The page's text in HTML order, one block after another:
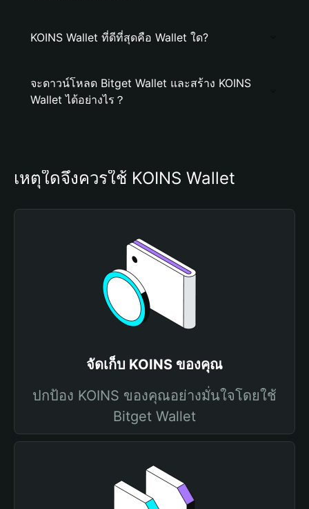
KOINS Wallet ที่ดีที่สุดคือ Wallet ใด?
จะดาวน์โหลด Bitget Wallet และสร้าง KOINS
Wallet ได้อย่างไร？
เหตุใดจึงควรใช้ KOINS Wallet
จัดเก็บ KOINS ของคุณ
ปกป้อง KOINS ของคุณอย่างมั่นใจโดยใช้
Bitget Wallet